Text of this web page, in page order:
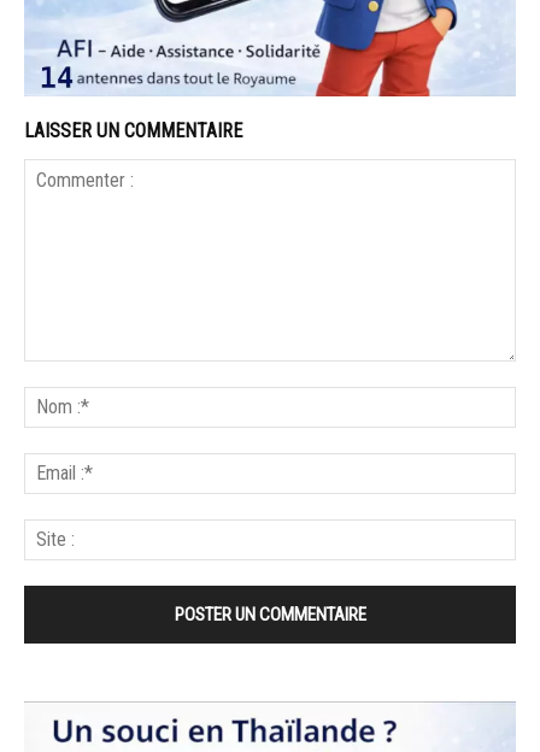
LAISSER UN COMMENTAIRE